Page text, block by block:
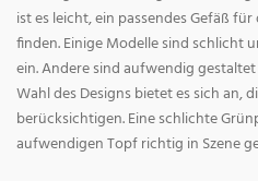
ist es leicht, ein passendes Gefäß
finden. Einige Modelle sind schlicht
ein. Andere sind aufwendig
Wahl des Designs bietet es sich an,
berücksichtigen. Eine schlichte
aufwendigen Topf richtig in Szene